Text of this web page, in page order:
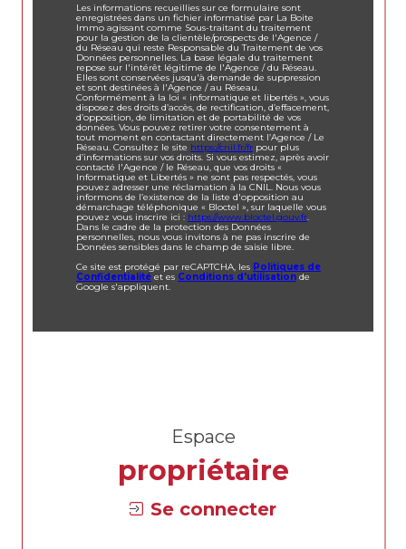
Les informations recueillies sur ce formulaire sont
enregistrées dans un fichier informatisé par La Boite
Immo agissant comme Sous-traitant du traitement
pour la gestion de la clientèle/prospects de l'Agence /
du Réseau qui reste Responsable du Traitement de vos
Données personnelles. La base légale du traitement
repose sur l'intérêt légitime de l'Agence / du Réseau.
Elles sont conservées jusqu'à demande de suppression
et sont destinées à l'Agence / au Réseau.
Conformément à la loi « informatique et libertés », vous
disposez des droits d’accès, de rectification, d’effacement,
d’opposition, de limitation et de portabilité de vos
données. Vous pouvez retirer votre consentement à
tout moment en contactant directement l’Agence / Le
Réseau. Consultez le site https://cnil.fr/fr pour plus
d’informations sur vos droits. Si vous estimez, après avoir
contacté l'Agence / le Réseau, que vos droits «
Informatique et Libertés » ne sont pas respectés, vous
pouvez adresser une réclamation à la CNIL. Nous vous
informons de l’existence de la liste d'opposition au
démarchage téléphonique « Bloctel », sur laquelle vous
pouvez vous inscrire ici : https://www.bloctel.gouv.fr.
Dans le cadre de la protection des Données
personnelles, nous vous invitons à ne pas inscrire de
Données sensibles dans le champ de saisie libre.
Ce site est protégé par reCAPTCHA, les Politiques de
Confidentialité et es Conditions d'utilisation de
Google s'appliquent.
Espace
propriétaire
Se connecter